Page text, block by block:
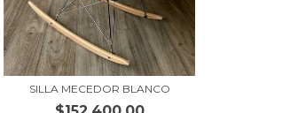
SILLA MECEDOR BLANCO